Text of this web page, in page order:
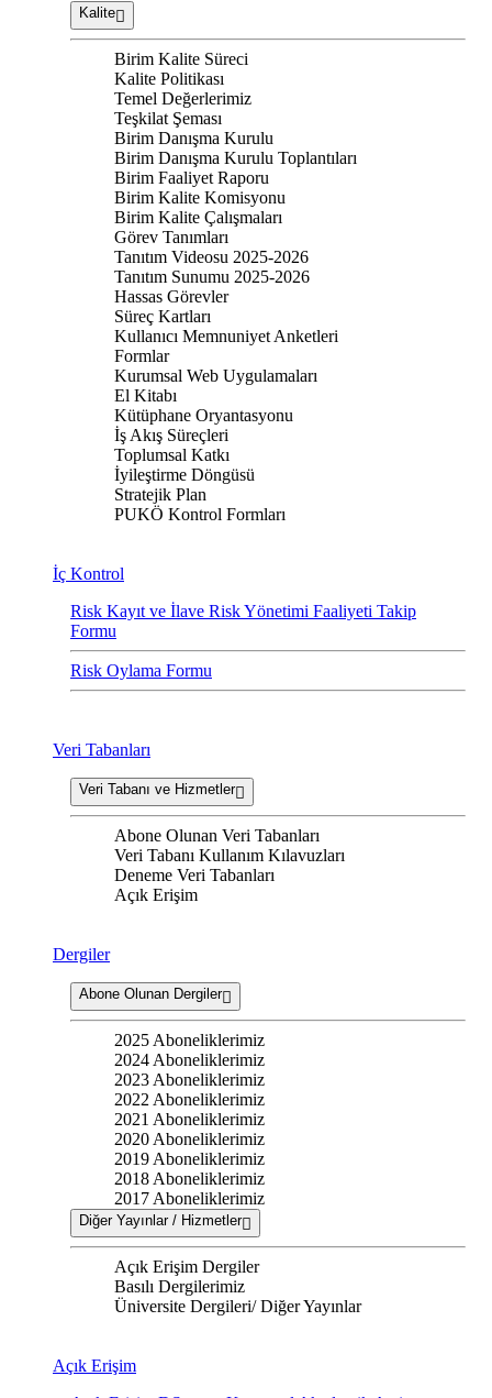
Kalite
Birim Kalite Süreci
Kalite Politikası
Temel Değerlerimiz
Teşkilat Şeması
Birim Danışma Kurulu
Birim Danışma Kurulu Toplantıları
Birim Faaliyet Raporu
Birim Kalite Komisyonu
Birim Kalite Çalışmaları
Görev Tanımları
Tanıtım Videosu 2025-2026
Tanıtım Sunumu 2025-2026
Hassas Görevler
Süreç Kartları
Kullanıcı Memnuniyet Anketleri
Formlar
Kurumsal Web Uygulamaları
El Kitabı
Kütüphane Oryantasyonu
İş Akış Süreçleri
Toplumsal Katkı
İyileştirme Döngüsü
Stratejik Plan
PUKÖ Kontrol Formları
İç Kontrol
Risk Kayıt ve İlave Risk Yönetimi Faaliyeti Takip
Formu
Risk Oylama Formu
Veri Tabanları
Veri Tabanı ve Hizmetler
Abone Olunan Veri Tabanları
Veri Tabanı Kullanım Kılavuzları
Deneme Veri Tabanları
Açık Erişim
Dergiler
Abone Olunan Dergiler
2025 Aboneliklerimiz
2024 Aboneliklerimiz
2023 Aboneliklerimiz
2022 Aboneliklerimiz
2021 Aboneliklerimiz
2020 Aboneliklerimiz
2019 Aboneliklerimiz
2018 Aboneliklerimiz
2017 Aboneliklerimiz
Diğer Yayınlar / Hizmetler
Açık Erişim Dergiler
Basılı Dergilerimiz
Üniversite Dergileri/ Diğer Yayınlar
Açık Erişim